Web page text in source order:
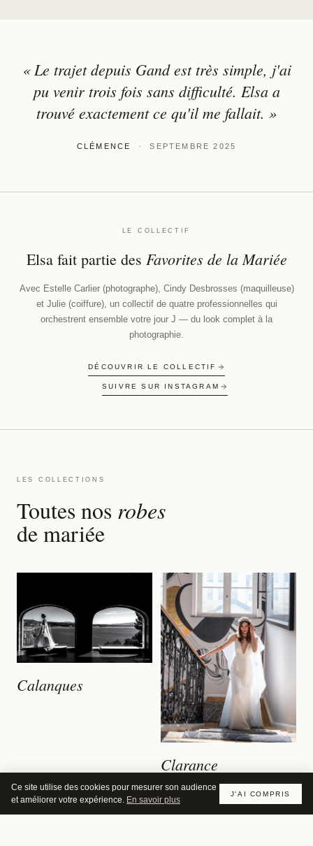
« Le trajet depuis Gand est très simple, j'ai
pu venir trois fois sans difficulté. Elsa a
trouvé exactement ce qu'il me fallait. »
CLÉMENCE · SEPTEMBRE 2025
LE COLLECTIF
Elsa fait partie des Favorites de la Mariée
Avec Estelle Carlier (photographe), Cindy Desbrosses (maquilleuse)
et Julie (coiffure), un collectif de quatre professionnelles qui
orchestrent ensemble votre jour J — du look complet à la
photographie.
DÉCOUVRIR LE COLLECTIF
SUIVRE SUR INSTAGRAM
LES COLLECTIONS
Toutes nos robes
de mariée
Calanques
Clarance
Ce site utilise des cookies pour mesurer son audience
et améliorer votre expérience. En savoir plus
J'AI COMPRIS